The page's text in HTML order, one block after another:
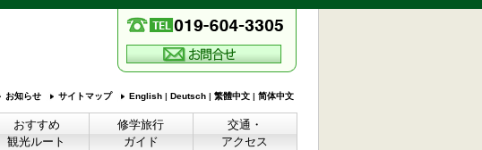
お知らせ サイトマップ English | Deutsch | 繁體中文 | 简体中文
おすすめ
観光ルート
修学旅行
ガイド
交通・
アクセス